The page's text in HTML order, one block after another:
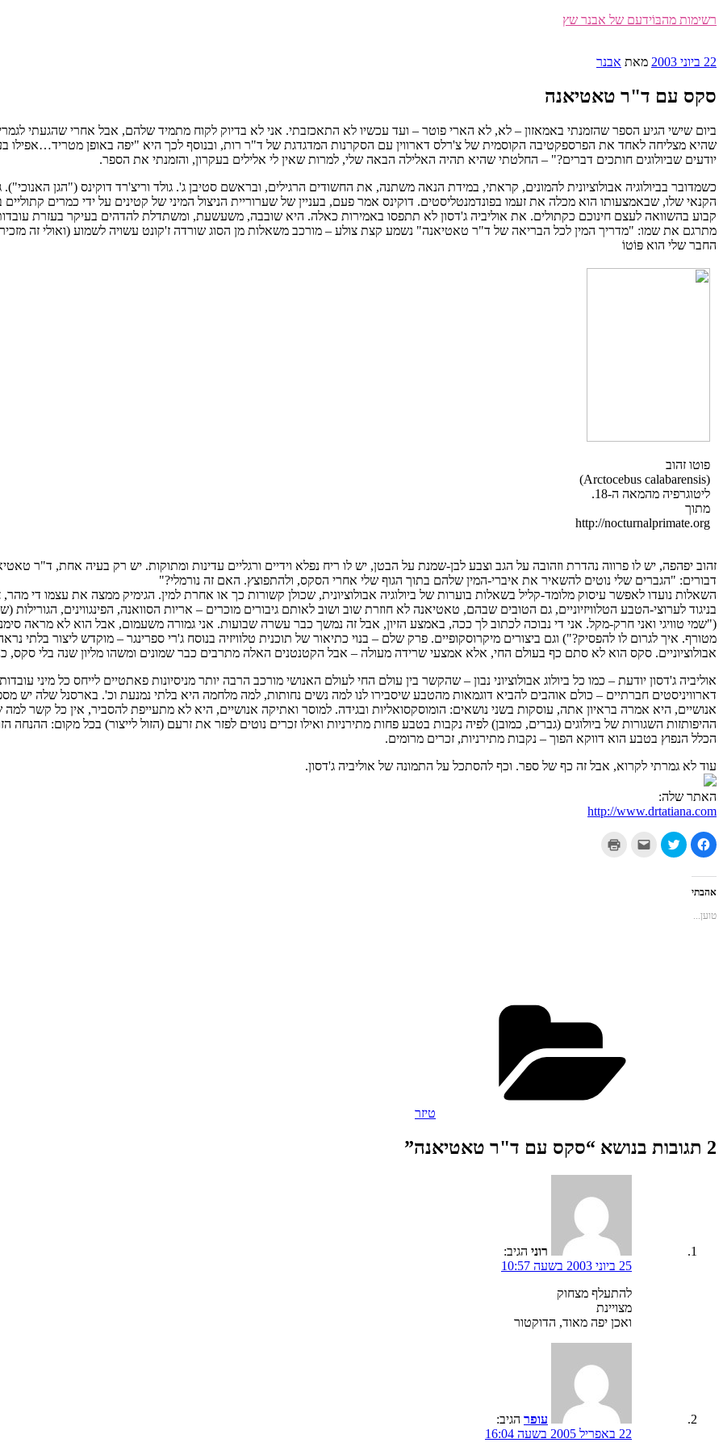
דילוג
רשימות מהבּוֹידעם של אבנר שץ
פורסם
22 ביוני 2003 מאת אבנר
סקס עם ד"ר טאטיאנה
ביום שישי הגיע הספר שהזמנתי באמאזון – לא, לא הארי פוטר – ועד עכשיו לא התאכזבתי. אני לא בדיוק לקוח מתמיד שלהם, אבל אחרי שהגעתי
שהיא מצליחה לאחד את הפרספקטיבה הקוסמית של צ'רלס דארווין עם הסקרנות המדגדגת של ד"ר רות, ובנוסף לכך היא "יפה באופן מטריד…אפילו
יודעים שביולוגים חותכים דברים?" – החלטתי שהיא תהיה האלילה הבאה שלי, למרות שאין לי אלילים בעקרון, והזמנתי את הספר.
כשמדובר בביולוגיה אבולוציונית להמונים, קראתי, במידת הנאה משתנה, את החשודים הרגילים, ובראשם סטיבן ג'. גולד וריצ'רד דוקינס ("הגן
הקנאי שלו, שבאמצעותו הוא מכלה את זעמו בפונדמנטליסטים. דוקינס אמר פעם, בעניין של שערוריית הניצול המיני של קטינים על ידי כמרים
קבוע בהשוואה לעצם חינוכם כקתולים. את אוליביה ג'דסון לא תתפסו באמירות כאלה. היא שובבה, משעשעת, ומשתדלת להדהים בעיקר בעזרת
מתרגם את שמו: "מדריך המין לכל הבריאה של ד"ר טאטיאנה" נשמע קצת צולע – מורכב משאלות מן הסוג שורדה ז'קונט עשויה לשמוע (ואולי זה
החבר שלי הוא פּוֹטוֹ
פוטו זהוב
(Arctocebus calabarensis)
ליטוגרפיה מהמאה ה-18.
מתוך
http://nocturnalprimate.org
זהוב יפהפה, יש לו פרווה נהדרת וזהובה על הגב וצבע לבן-שמנת על הבטן, יש לו ריח נפלא וידיים ורגליים עדינות ומתוקות. יש רק בעיה אחת, ד"ר
דבורים: "הגברים שלי נוטים להשאיר את איברי-המין שלהם בתוך הגוף שלי אחרי הסקס, ולהתפוצץ. האם זה נורמלי?"
השאלות נועדו לאפשר עיסוק מלומד-קליל בשאלות בוערות של ביולוגיה אבולוציונית, שכולן קשורות כך או אחרת למין. הגימיק ממצה את עצמו די
בניגוד לערוצי-הטבע הטלוויזיוניים, גם הטובים שבהם, טאטיאנה לא חוזרת שוב ושוב לאותם גיבורים מוכרים – אריות הסוואנה, הפינגווינים,
("שמי טוויגי ואני חרק-מקל. אני די נבוכה לכתוב לך ככה, באמצע הזיון, אבל זה נמשך כבר עשרה שבועות. אני גמורה משעמום, אבל הוא לא מראה
אבולוציוניים. סקס הוא לא סתם כף בעולם החי, אלא אמצעי שרידה מעולה – אבל הקטנטנים האלה מתרבים כבר שמונים ומשהו מליון שנה בלי סקס,
אוליביה ג'דסון יודעת – כמו כל ביולוג אבולוציוני נבון – שהקשר בין עולם החי לעולם האנושי מורכב הרבה יותר מניסיונות פאתטיים לייחס כל מיני
דארוויניסטים חברתיים – כולם אוהבים להביא דוגמאות מהטבע שיסבירו לנו למה נשים נחותות, למה מלחמה היא בלתי נמנעת וכ'. בארסנל שלה יש
אנושיים, היא אמרה בראיון אתה, עוסקות בשני נושאים: הומוסקסואליות ובגידה. למוסר ואתיקה אנושיים, היא לא מתעייפת להסביר, אין כל
ההיפותזות השגורות של ביולוגים (גברים, כמובן) לפיה נקבות בטבע פחות מתירניות ואילו זכרים נוטים לפזר את זרעם (הזול לייצור) בכל מקום: ההנחה
הכלל הנפוץ בטבע הוא דווקא הפוך – נקבות מתירניות, זכרים מרומים.
עוד לא גמרתי לקרוא, אבל זה כף של ספר. וכף להסתכל על התמונה של אוליביה ג'דסון.
האתר שלה:
http://www.drtatiana.com
לחיצה
לשיתוף
בפייסבוק
בחלון
חדש)
לחצו
כדי
לחצו
אהבתי
טוען...
טיזר
2 תגובות בנושא “סקס עם ד"ר טאטיאנה”
רוני הגיב:
25 ביוני 2003 בשעה 10:57
להתעלף מצחוק
מצויינת
ואכן יפה מאוד, הדוקטור
עופר הגיב:
22 באפריל 2005 בשעה 16:04